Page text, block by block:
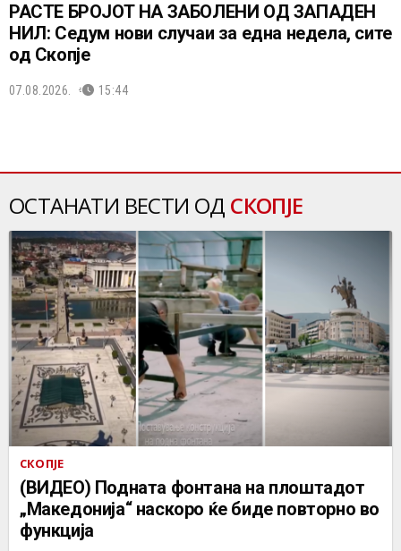
РАСТЕ БРОЈОТ НА ЗАБОЛЕНИ ОД ЗАПАДЕН
НИЛ: Седум нови случаи за една недела, сите
од Скопје
07.08.2026. 15:44
ОСТАНАТИ ВЕСТИ ОД СКОПЈЕ
СКОПЈЕ
(ВИДЕО) Подната фонтана на плоштадот
„Македонија“ наскоро ќе биде повторно во
функција